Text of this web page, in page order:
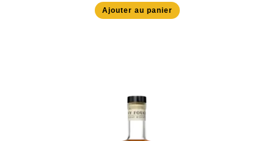
Ajouter au panier